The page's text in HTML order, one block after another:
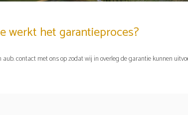
werkt het garantieproces?
aub. contact met ons op zodat wij in overleg de garantie kunnen